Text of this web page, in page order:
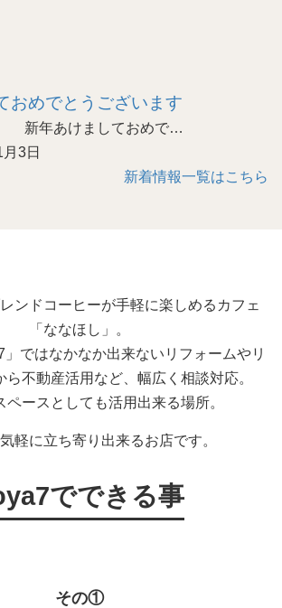
おめでとうございます
年あけましておめで…
3日
新着情報一覧はこちら
ンドコーヒーが手軽に楽しめるカフェ
「ななほし」。
」ではなかなか出来ないリフォームやリ
ら不動産活用など、幅広く相談対応。
ペースとしても活用出来る場所。
軽に立ち寄り出来るお店です。
でできる事
その①